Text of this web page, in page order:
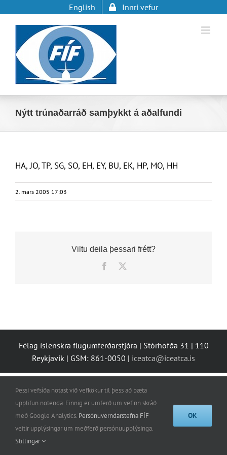
English Innri vefur
Nýtt trúnaðarráð samþykkt á aðalfundi
HA, JO, TP, SG, SO, EH, EY, BU, EK, HP, MO, HH
2. mars 2005 17:03
Viltu deila þessari frétt?
Facebook
Félag íslenskra flugumferðarstjóra | Stórhöfða 31 | 110
Reykjavík | GSM: 861-0050 | iceatca@iceatca.is
Þessi vefsíða notast við vefkökur til þess að bæta
upplifun notenda. Einnig er umferð um vefinn skráð
með Google Analytics. Persónuverndarstefna FÍF
veitir upplýsingar um meðferð persónuupplýsinga.
Stillingar
OK